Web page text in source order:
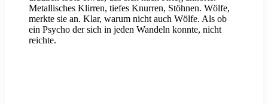
Metallisches Klirren, tiefes Knurren, Stöhnen. Wölfe,
merkte sie an. Klar, warum nicht auch Wölfe. Als ob
ein Psycho der sich in jeden Wandeln konnte, nicht
reichte.